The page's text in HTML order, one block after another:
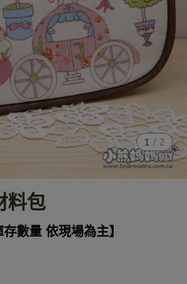
1 / 2
料包
數量 依現場為主】